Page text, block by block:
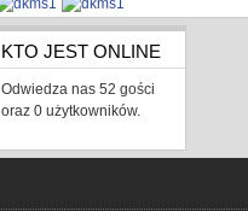
KTO JEST ONLINE
Odwiedza nas 52 gości
oraz 0 użytkowników.